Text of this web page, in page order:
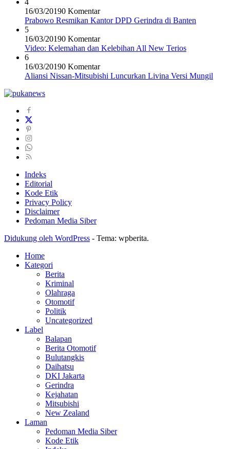
4
16/03/20190 Komentar
Prabowo Resmikan Kantor DPD Gerindra di Banten
5
16/03/20190 Komentar
Video: Kelemahan dan Kelebihan All New Terios
6
16/03/20190 Komentar
Aliansi Nissan-Mitsubishi Luncurkan Livina Versi Mungil
Indeks
Editorial
Kode Etik
Privacy Policy
Disclaimer
Pedoman Media Siber
Didukung oleh WordPress - Tema: wpberita.
Home
Kategori
Berita
Kriminal
Olahraga
Otomotif
Politik
Uncategorized
Label
Balapan
Berita Otomotif
Bulutangkis
Daihatsu
DKI Jakarta
Gerindra
Kejahatan
Mitsubishi
New Zealand
Laman
Pedoman Media Siber
Kode Etik